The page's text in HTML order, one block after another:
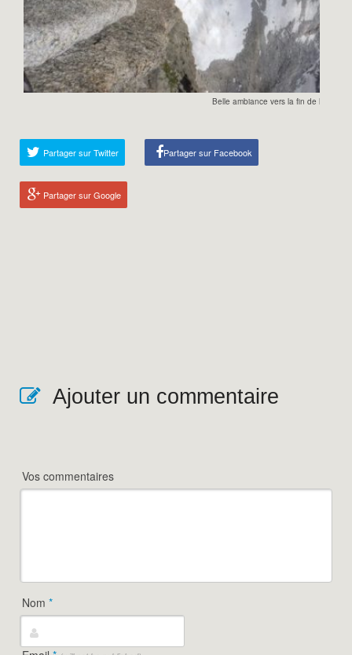
Belle ambiance vers la fin de la voie
Partager sur Twitter Partager sur Facebook
Partager sur Google
Ajouter un commentaire
Vos commentaires
Nom*